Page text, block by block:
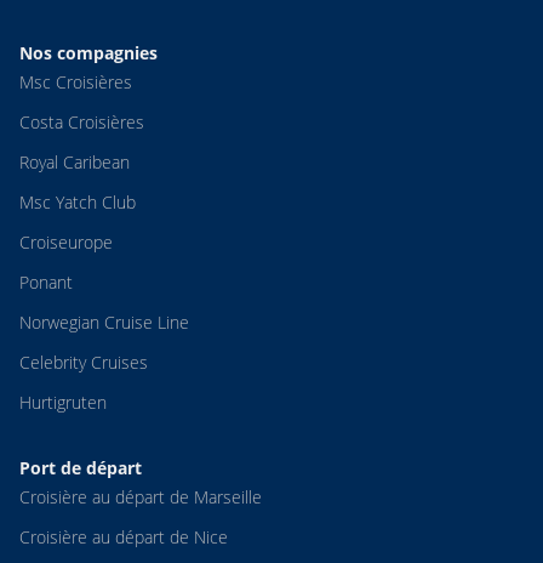
Nos compagnies
Msc Croisières
Costa Croisières
Royal Caribean
Msc Yatch Club
Croiseurope
Ponant
Norwegian Cruise Line
Celebrity Cruises
Hurtigruten
Port de départ
Croisière au départ de Marseille
Croisière au départ de Nice